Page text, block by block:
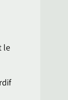
le